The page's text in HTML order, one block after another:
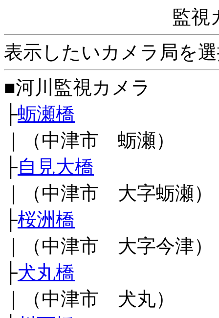
監視
表示したいカメラ局を
■河川監視カメラ
├蛎瀬橋
｜（中津市 蛎瀬）
├自見大橋
｜（中津市 大字蛎瀬）
├桜洲橋
｜（中津市 大字今津）
├犬丸橋
｜（中津市 犬丸）